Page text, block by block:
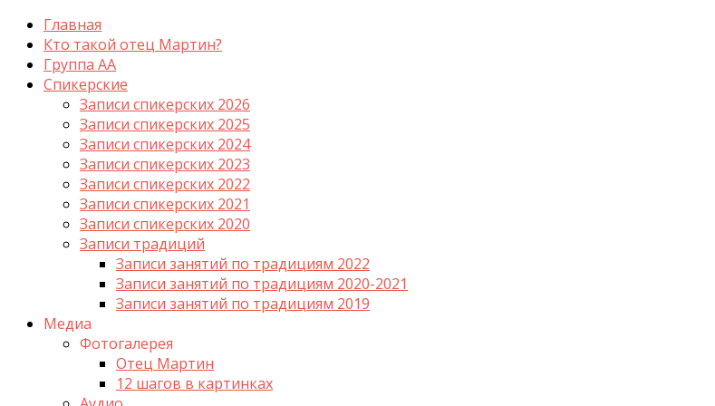
Главная
Кто такой отец Мартин?
Группа АА
Спикерские
Записи спикерских 2026
Записи спикерских 2025
Записи спикерских 2024
Записи спикерских 2023
Записи спикерских 2022
Записи спикерских 2021
Записи спикерских 2020
Записи традиций
Записи занятий по традициям 2022
Записи занятий по традициям 2020-2021
Записи занятий по традициям 2019
Медиа
Фотогалерея
Отец Мартин
12 шагов в картинках